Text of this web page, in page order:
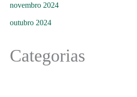
novembro 2024
outubro 2024
Categorias